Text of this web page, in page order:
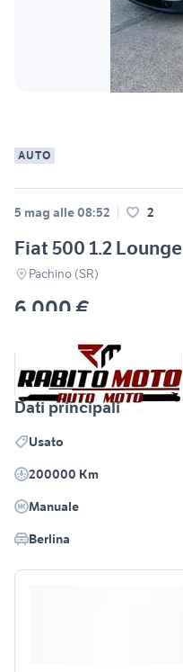
AUTO
5 mag alle 08:52 2
Fiat 500 1.2 Lounge
Pachino (SR)
6.000 €
Dati principali
Usato
200000 Km
Manuale
Berlina